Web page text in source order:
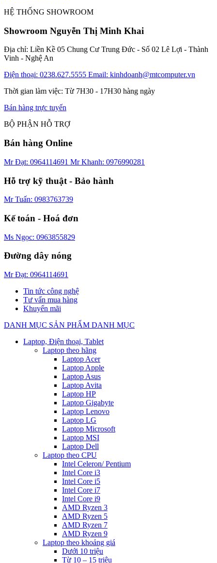
HỆ THỐNG SHOWROOM
Showroom Nguyễn Thị Minh Khai
Địa chỉ: Liền Kề 05 Chung Cư Trung Đức - Số 02 Lê Lợi - Thành
Vinh - Nghệ An
Điện thoại: 0238.627.5555 Email: kinhdoanh@mtcomputer.vn
Thời gian làm việc: Từ 7H30 - 17H30 hàng ngày
Bán hàng trực tuyến
BỘ PHẬN HỖ TRỢ
Bán hàng Online
Mr Đạt: 0964114691 Mr Khanh: 0976990281
Hỗ trợ kỹ thuật - Bảo hành
Mr Tuấn: 0983763739
Kế toán - Hoá đơn
Ms Ngọc: 0963855829
Đường dây nóng
Mr Đạt: 0964114691
Tin tức công nghệ
Tư vấn mua hàng
Khuyến mãi
DANH MỤC SẢN PHẨM DANH MỤC
Laptop, Điện thoại, Tablet
Laptop theo hãng
Laptop Acer
Laptop Apple
Laptop Asus
Laptop Avita
Laptop HP
Laptop Gigabyte
Laptop Lenovo
Laptop LG
Laptop Microsoft
Laptop MSI
Laptop Dell
Laptop theo CPU
Intel Celeron/ Pentium
Intel Core i3
Intel Core i5
Intel Core i7
Intel Core i9
AMD Ryzen 3
AMD Ryzen 5
AMD Ryzen 7
AMD Ryzen 9
Laptop theo khoảng giá
Dưới 10 triệu
Từ 10 – 15 triệu